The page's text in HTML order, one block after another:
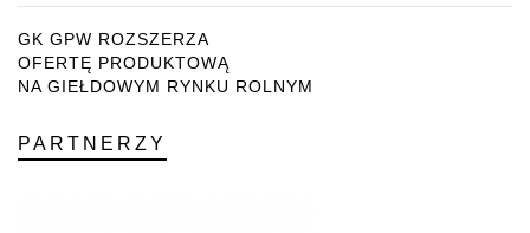
GK GPW ROZSZERZA
OFERTĘ PRODUKTOWĄ
NA GIEŁDOWYM RYNKU ROLNYM
PARTNERZY